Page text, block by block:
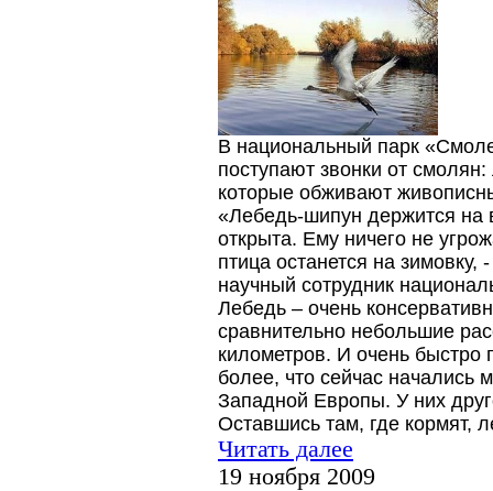
В национальный парк
поступают звонки от
которые обживают
«Лебедь-шипун держится на
открыта. Ему ничего не
птица останется на
научный сотрудник
Лебедь – очень
сравнительно небольшие
километров. И очень быстро
более, что сейчас начались
Западной Европы. У них
Оставшись там, где кормят,
Читать далее
19 ноября 2009